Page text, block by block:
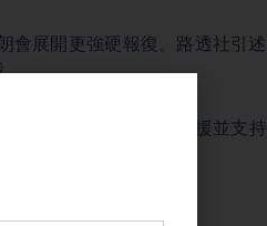
會展開更強硬報復。路透社引述
。
外交部表示，將全力聲援並支持